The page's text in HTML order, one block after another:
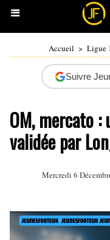
Accueil > Ligue
Suivre
OM, mercato :
validée par
Mercredi 6